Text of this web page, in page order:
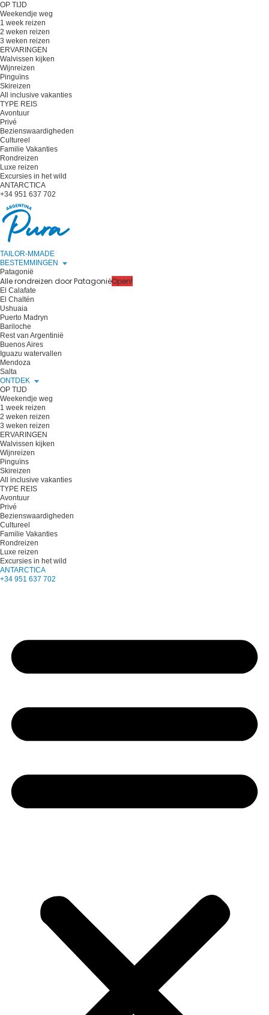
OP TIJD
Weekendje weg
1 week reizen
2 weken reizen
3 weken reizen
ERVARINGEN
Walvissen kijken
Wijnreizen
Pinguïns
Skireizen
All inclusive vakanties
TYPE REIS
Avontuur
Privé
Bezienswaardigheden
Cultureel
Familie Vakanties
Rondreizen
Luxe reizen
Excursies in het wild
ANTARCTICA
+34 951 637 702
TAILOR-MMADE
BESTEMMINGEN
Patagonië
Alle rondreizen door PatagoniëOpen!
El Calafate
El Chaltén
Ushuaia
Puerto Madryn
Bariloche
Rest van Argentinië
Buenos Aires
Iguazu watervallen
Mendoza
Salta
ONTDEK
OP TIJD
Weekendje weg
1 week reizen
2 weken reizen
3 weken reizen
ERVARINGEN
Walvissen kijken
Wijnreizen
Pinguïns
Skireizen
All inclusive vakanties
TYPE REIS
Avontuur
Privé
Bezienswaardigheden
Cultureel
Familie Vakanties
Rondreizen
Luxe reizen
Excursies in het wild
ANTARCTICA
+34 951 637 702